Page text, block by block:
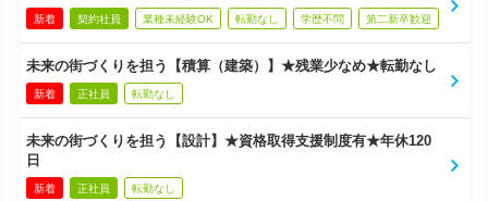
新着 契約社員 業種未経験OK 転勤なし 学歴不問 第二新卒歓迎
未来の街づくりを担う【積算（建築）】★残業少なめ★転勤なし
新着 正社員 転勤なし
未来の街づくりを担う【設計】★資格取得支援制度有★年休120
日
新着 正社員 転勤なし